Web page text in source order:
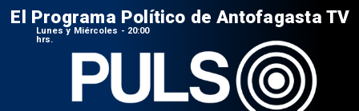
El Programa Político de Antofagasta TV
Lunes y Miércoles - 20:00
hrs.